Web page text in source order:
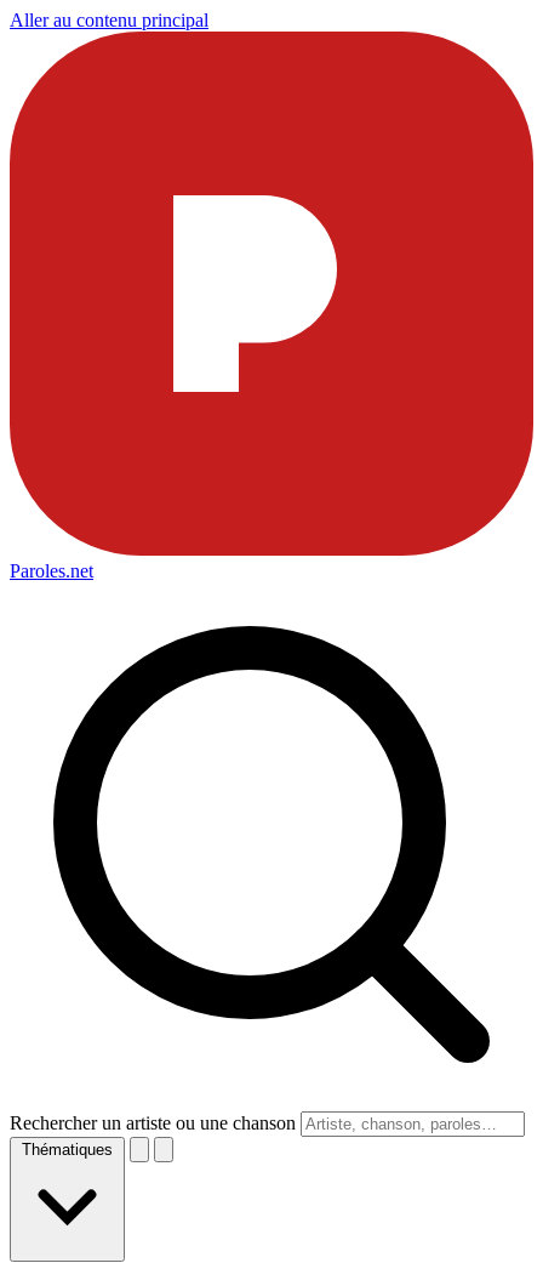
Aller au contenu principal
Paroles.net
Rechercher un artiste ou une chanson
Thématiques